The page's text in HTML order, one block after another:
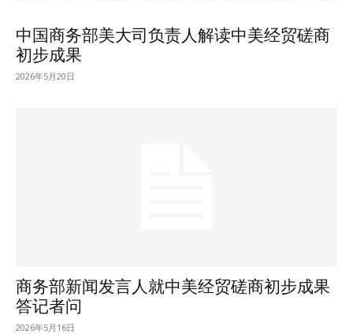
中国商务部美大司负责人解读中美经贸磋商
初步成果
2026年5月20日
商务部新闻发言人就中美经贸磋商初步成果
答记者问
2026年5月16日